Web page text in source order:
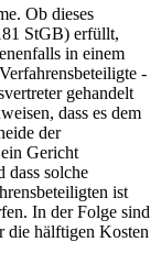
Ob dieses
StGB) erfüllt,
in einem
-
gehandelt
dass es dem
der
Gericht
dass solche
ist
In der Folge sind
die hälftigen Kosten